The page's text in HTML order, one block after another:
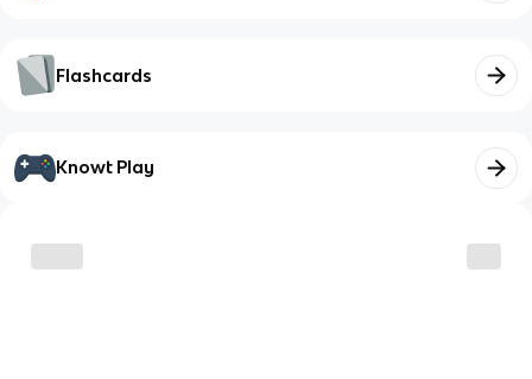
Flashcards
Knowt Play